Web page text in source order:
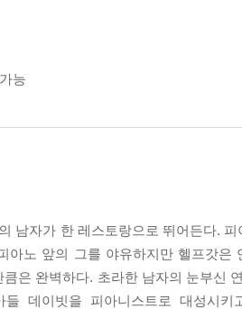
능
남자가 한 레스토랑으로 뛰어든다.
노 앞의 그를 야유하지만 헬프갓은
은 완벽하다. 초라한 남자의 눈부신
데이빗을 피아니스트로 대성시